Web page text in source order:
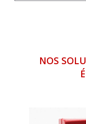
NOS